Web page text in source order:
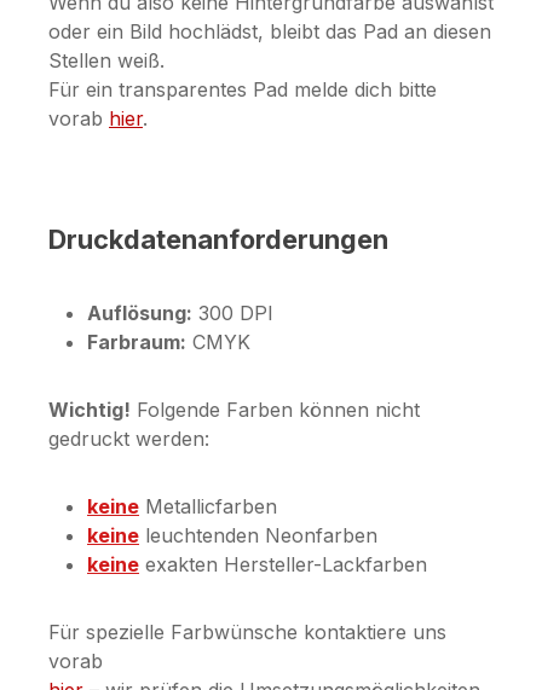
oder ein Bild hochlädst, bleibt das Pad an diesen
Stellen weiß.
Für ein transparentes Pad melde dich bitte
vorab hier.
Druckdatenanforderungen
Auflösung: 300 DPI
Farbraum: CMYK
Wichtig! Folgende Farben können nicht
gedruckt werden:
keine Metallicfarben
keine leuchtenden Neonfarben
keine exakten Hersteller-Lackfarben
Für spezielle Farbwünsche kontaktiere uns
vorab